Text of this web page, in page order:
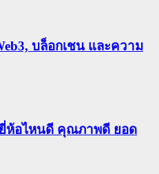
บล็อกเชน และความ
ห้อไหนดี คุณภาพดี ยอด